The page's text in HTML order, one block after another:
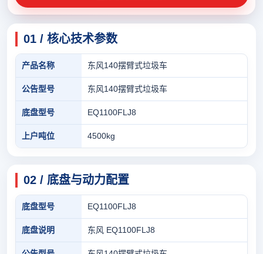
01 / 核心技术参数
产品名称 东风140摆臂式垃圾车
公告型号 东风140摆臂式垃圾车
底盘型号 EQ1100FLJ8
上户吨位 4500kg
02 / 底盘与动力配置
底盘型号 EQ1100FLJ8
底盘说明 东风 EQ1100FLJ8